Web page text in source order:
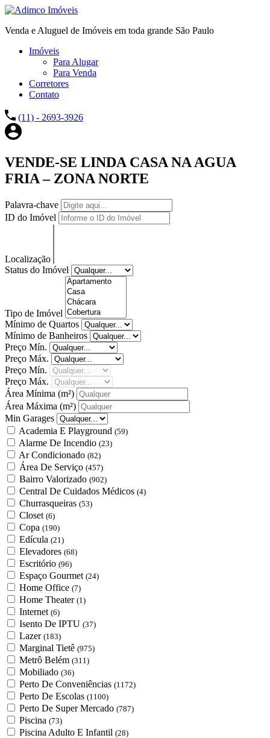
Venda e Aluguel de Imóveis em toda grande São Paulo
Imóveis
Para Alugar
Para Venda
Corretores
Contato
(11) - 2693-3926
VENDE-SE LINDA CASA NA AGUA
FRIA – ZONA NORTE
Palavra-chave
ID do Imóvel
Localização
Status do Imóvel
Tipo de Imóvel
Mínimo de Quartos
Mínimo de Banheiros
Preço Mín.
Preço Máx.
Preço Mín.
Preço Máx.
Área Mínima (m²)
Área Máxima (m²)
Min Garages
Academia E Playground (59)
Alarme De Incendio (23)
Ar Condicionado (82)
Área De Serviço (457)
Bairro Valorizado (902)
Central De Cuidados Médicos (4)
Churrasqueiras (53)
Closet (6)
Copa (190)
Edícula (21)
Elevadores (68)
Escritório (96)
Espaço Gourmet (24)
Home Office (7)
Home Theater (1)
Internet (6)
Isento De IPTU (37)
Lazer (183)
Marginal Tietê (975)
Metrô Belém (311)
Mobiliado (36)
Perto De Conveniências (1172)
Perto De Escolas (1100)
Perto De Super Mercado (787)
Piscina (73)
Piscina Adulto E Infantil (28)